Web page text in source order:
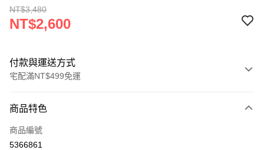
NT$3,480
NT$2,600
付款與運送方式
宅配滿NT$499免運
信用卡一次付款
LINE Pay
商品特色
商品編號
5366861